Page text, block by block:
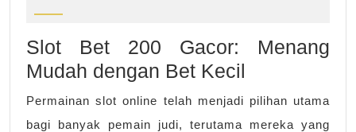
Mudah
Bet
Slot Bet 200 Gacor: Menang
Mudah dengan Bet Kecil
Permainan slot online telah menjadi pilihan utama
bagi banyak pemain judi, terutama mereka yang